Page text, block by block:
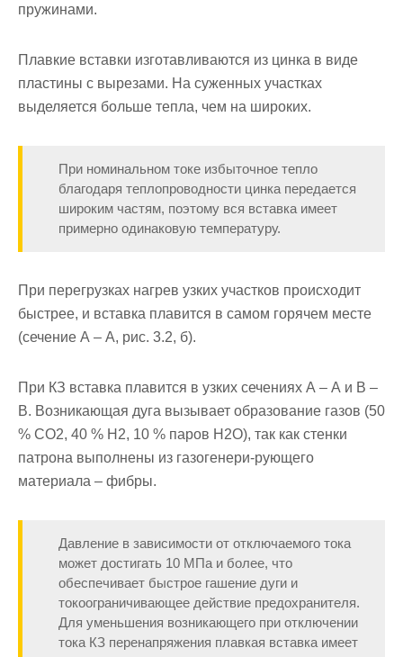
пружинами.
Плавкие вставки изготавливаются из цинка в виде
пластины с вырезами. На суженных участках
выделяется больше тепла, чем на широких.
При номинальном токе избыточное тепло
благодаря тепло­проводности цинка передается
широким частям, поэтому вся вставка имеет
примерно одинаковую температуру.
При перегрузках нагрев узких участков происходит
быстрее, и вставка плавится в самом горя­чем месте
(сечение А – А, рис. 3.2, б).
При КЗ вставка плавится в узких сечениях А – А и В –
В. Воз­никающая дуга вызывает образование газов (50
% СО2, 40 % Н2, 10 % паров Н2О), так как стенки
патрона выполнены из газогенери-рующего
материала – фибры.
Давление в зависимости от отключае­мого тока
может достигать 10 МПа и более, что
обеспечивает быстрое гашение дуги и
токоограничивающее действие предохранителя.
Для уменьшения возникающего при отключении
тока КЗ перенапряжения плавкая вставка имеет